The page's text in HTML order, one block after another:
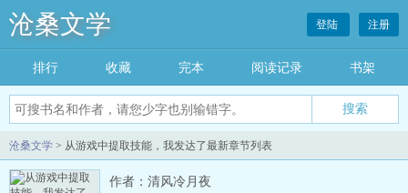
沧桑文学 登陆 注册
排行 收藏 完本 阅读记录 书架
沧桑文学 > 从游戏中提取技能，我发达了最新章节列表
作者：清风冷月夜